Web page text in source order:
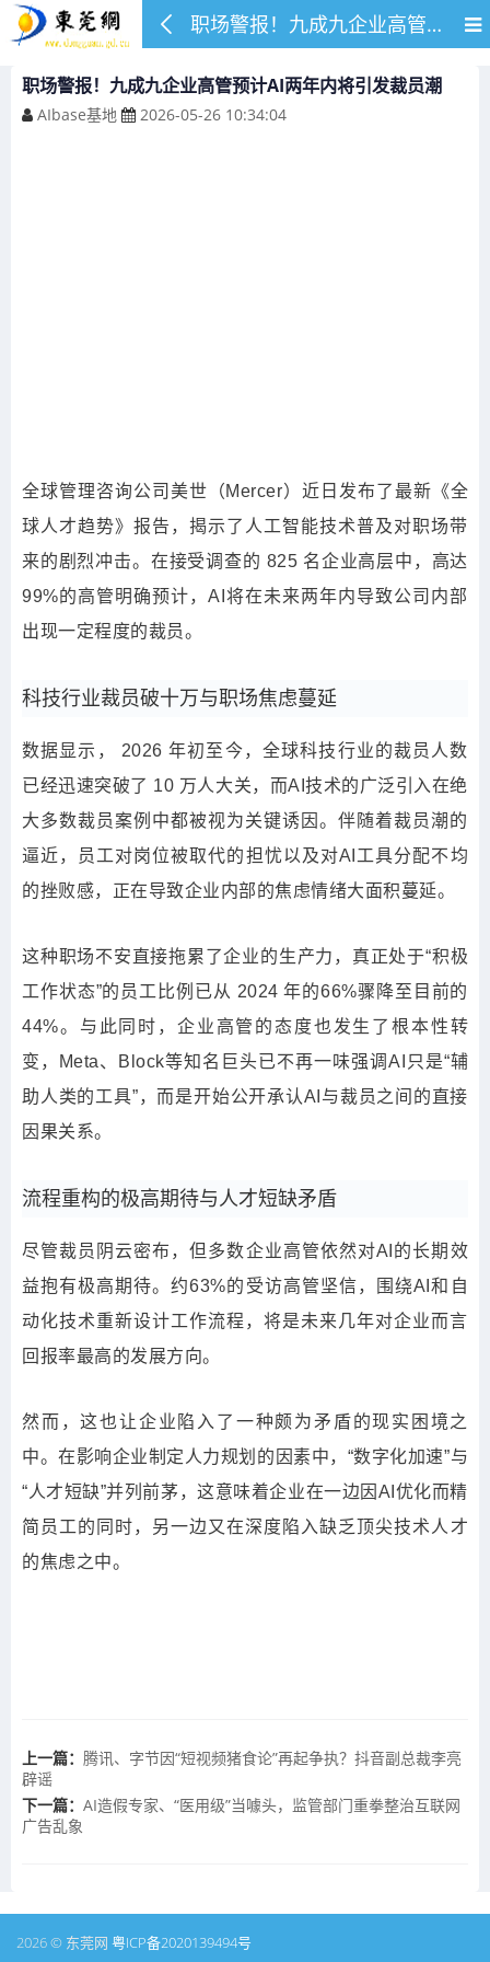
职场警报！九成九企业高管预计AI两年内将引发裁员潮
职场警报！九成九企业高管预计AI两年内将引发裁员潮
AIbase基地 2026-05-26 10:34:04
全球管理咨询公司美世（Mercer）近日发布了最新 《全
球人才趋势》报告，揭示了人工智能技术普及对职场带
来的剧烈冲击。在接受调查的 825 名企业高层中，高达
99%的高管明确预计，AI将在未来两年内导致公司内部
出现一定程度的裁员。
科技行业裁员破十万与职场焦虑蔓延
数据显示， 2026 年初至今，全球科技行业的裁员人数
已经迅速突破了 10 万人大关，而AI技术的广泛引入在绝
大多数裁员案例中都被视为关键诱因。伴随着裁员潮的
逼近，员工对岗位被取代的担忧以及对AI工具分配不均
的挫败感，正在导致企业内部的焦虑情绪大面积蔓延。
这种职场不安直接拖累了企业的生产力，真正处于“积极
工作状态”的员工比例已从 2024 年的66%骤降至目前的
44%。与此同时，企业高管的态度也发生了根本性转
变，Meta、Block等知名巨头已不再一味强调AI只是“辅
助人类的工具”，而是开始公开承认AI与裁员之间的直接
因果关系。
流程重构的极高期待与人才短缺矛盾
尽管裁员阴云密布，但多数企业高管依然对AI的长期效
益抱有极高期待。约63%的受访高管坚信，围绕AI和自
动化技术重新设计工作流程，将是未来几年对企业而言
回报率最高的发展方向。
然而，这也让企业陷入了一种颇为矛盾的现实困境之
中。在影响企业制定人力规划的因素中，“数字化加速”与
“人才短缺”并列前茅，这意味着企业在一边因AI优化而精
简员工的同时，另一边又在深度陷入缺乏 顶尖技术人才
的焦虑之中。
上一篇： 腾讯、字节因“短视频猪食论”再起争执？抖音副总裁李亮
辟谣
下一篇： AI造假专家、“医用级”当噱头，监管部门重拳整治互联网
广告乱象
2026 © 东莞网 粤ICP备2020139494号